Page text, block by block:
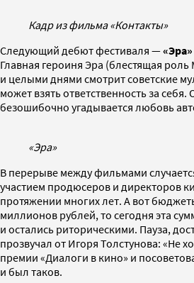
Кадр из фильма «Контакты»
Следующий дебют фестиваля —«Эра»
Главная героиня Эра (блестящая
и целыми днями смотрит советские
может взять ответственность за
безошибочно угадывается любовь
«Эра»
В перерыве между фильмами
участием продюсеров и директоров
протяжении многих лет. А вот
миллионов рублей, то сегодня эта
и остались риторическими. Пауза,
прозвучал от Игоря Толстунова: «Не
премии «Диалоги в кино» и
и был таков.